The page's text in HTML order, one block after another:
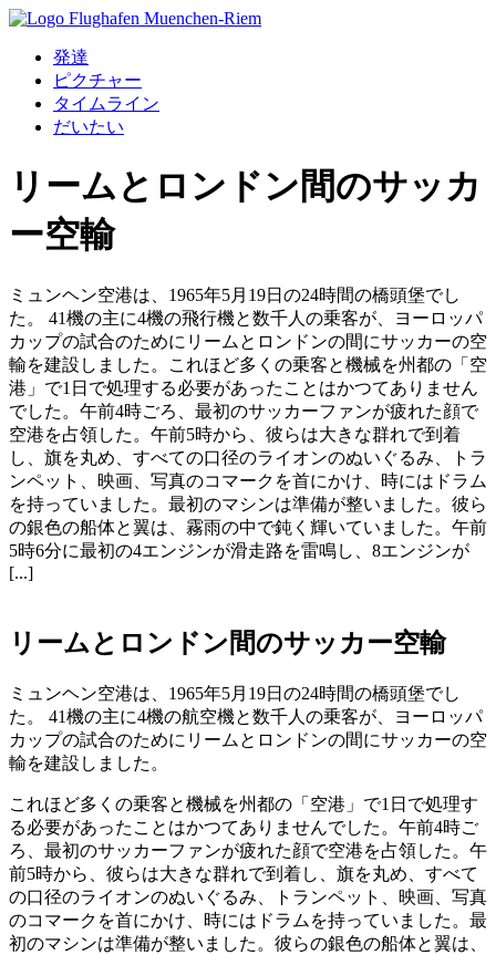
発達
ピクチャー
タイムライン
だいたい
リームとロンドン間のサッカ
ー空輸
ミュンヘン空港は、1965年5月19日の24時間の橋頭堡でし
た。 41機の主に4機の飛行機と数千人の乗客が、ヨーロッパ
カップの試合のためにリームとロンドンの間にサッカーの空
輸を建設しました。これほど多くの乗客と機械を州都の「空
港」で1日で処理する必要があったことはかつてありません
でした。午前4時ごろ、最初のサッカーファンが疲れた顔で
空港を占領した。午前5時から、彼らは大きな群れで到着
し、旗を丸め、すべての口径のライオンのぬいぐるみ、トラ
ンペット、映画、写真のコマークを首にかけ、時にはドラム
を持っていました。最初のマシンは準備が整いました。彼ら
の銀色の船体と翼は、霧雨の中で鈍く輝いていました。午前
5時6分に最初の4エンジンが滑走路を雷鳴し、8エンジンが
[...]
リームとロンドン間のサッカー空輸
ミュンヘン空港は、1965年5月19日の24時間の橋頭堡でし
た。 41機の主に4機の航空機と数千人の乗客が、ヨーロッパ
カップの試合のためにリームとロンドンの間にサッカーの空
輸を建設しました。
これほど多くの乗客と機械を州都の「空港」で1日で処理す
る必要があったことはかつてありませんでした。午前4時ご
ろ、最初のサッカーファンが疲れた顔で空港を占領した。午
前5時から、彼らは大きな群れで到着し、旗を丸め、すべて
の口径のライオンのぬいぐるみ、トランペット、映画、写真
のコマークを首にかけ、時にはドラムを持っていました。最
初のマシンは準備が整いました。彼らの銀色の船体と翼は、